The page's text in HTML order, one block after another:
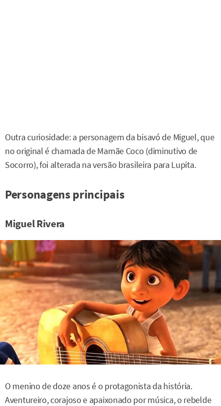
Outra curiosidade: a personagem da bisavó de Miguel, que
no original é chamada de Mamãe Coco (diminutivo de
Socorro), foi alterada na versão brasileira para Lupita.
Personagens principais
Miguel Rivera
O menino de doze anos é o protagonista da história.
Aventureiro, corajoso e apaixonado por música, o rebelde